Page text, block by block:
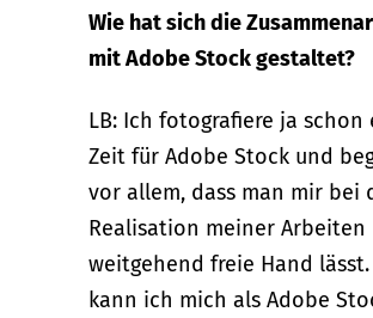
Wie hat sich die
mit Adobe Stock gestaltet?
LB: Ich fotografiere ja schon
Zeit für Adobe Stock und
vor allem, dass man mir bei
Realisation meiner Arbeiten
weitgehend freie Hand lässt.
kann ich mich als Adobe